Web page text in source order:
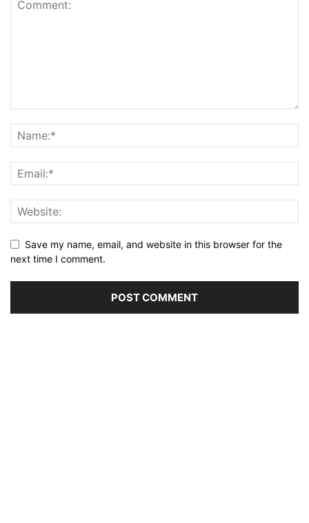
Save my name, email, and website in this browser for the
next time I comment.